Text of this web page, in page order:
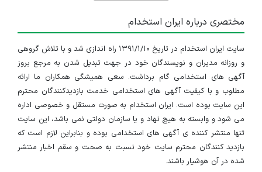
مختصری درباره ایران استخدام
سایت ایران استخدام در تاریخ ۱۳۹۱/۱/۱۰ راه اندازی شد و با تلاش گروهی
و روزانه مدیران و نویسندگان خود در جهت تبدیل شدن به مرجع بروز
آگهی های استخدامی گام برداشت. سعی همیشگی همکاران ما ارائه
مطلوب و با کیفیت آگهی های استخدامی خدمت بازدیدکنندگان محترم
این سایت بوده است. ایران استخدام به صورت مستقل و خصوصی اداره
می شود و وابسته به هیچ نهاد و یا سازمان دولتی نمی باشد، این سایت
تنها منتشر کننده ی آگهی های استخدامی بوده و بنابراین لازم است که
بازدید کنندگان محترم سایت خود نسبت به صحت و سقم اخبار منتشر
شده در آن هوشیار باشند.